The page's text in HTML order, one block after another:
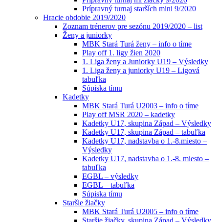
Prípravný turnaj starších mini 9/2020
Hracie obdobie 2019/2020
Zoznam trénerov pre sezónu 2019/2020 – list
Ženy a juniorky
MBK Stará Turá ženy – info o tíme
Play off 1. ligy žien 2020
1. Liga ženy a Juniorky U19 – Výsledky
1. Liga ženy a juniorky U19 – Ligová
tabuľka
Súpiska tímu
Kadetky
MBK Stará Turá U2003 – info o tíme
Play off MSR 2020 – kadetky
Kadetky U17, skupina Západ – Výsledky
Kadetky U17, skupina Západ – tabuľka
Kadetky U17, nadstavba o 1.-8.miesto –
Výsledky
Kadetky U17, nadstavba o 1.-8. miesto –
tabuľka
EGBL – výsledky
EGBL – tabuľka
Súpiska tímu
Staršie žiačky
MBK Stará Turá U2005 – info o tíme
Staršie žiačky, skupina Západ – Výsledky